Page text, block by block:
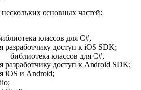
основных частей:
классов для C#,
разработчику доступ к iOS SDK;
библиотека классов для C#,
разработчику доступ к Android SDK;
iOS и Android;